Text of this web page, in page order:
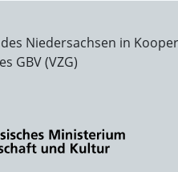
Niedersachsen in
GBV (VZG)